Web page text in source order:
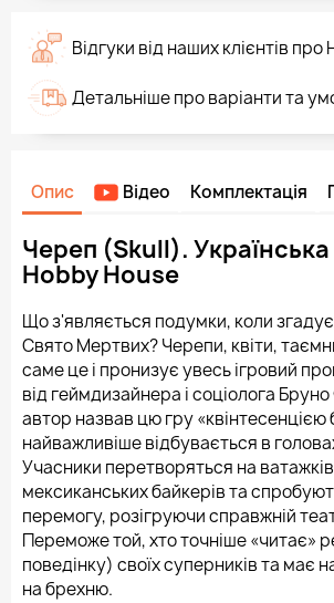
Відгуки від наших клієнтів
Детальніше про варіанти та
Опис Відео Комплектація
Череп (Skull). Українська
Hobby House
Що з'являється подумки, коли
Свято Мертвих? Черепи, квіти,
саме це і пронизує увесь ігровий
від геймдизайнера і соціолога
автор назвав цю гру
найважливіше відбувається в
Учасники перетворяться на
мексиканських байкерів та
перемогу, розігруючи справжній
Переможе той, хто точніше «читає»
поведінку) своїх суперників та має
на брехню.